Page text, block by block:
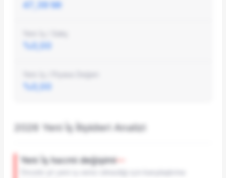
47,38 Mr
%0,00
%0,00
2026 Yeni İş İlişkileri Analizi
Yeni İş hacmi değişimi—